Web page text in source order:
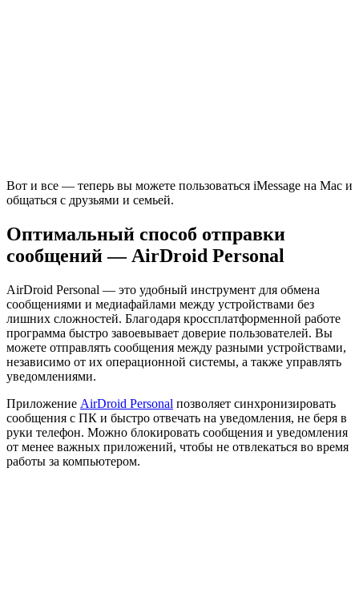
Вот и все — теперь вы можете пользоваться iMessage на Mac и
общаться с друзьями и семьей.
Оптимальный способ отправки
сообщений — AirDroid Personal
AirDroid Personal — это удобный инструмент для обмена
сообщениями и медиафайлами между устройствами без
лишних сложностей. Благодаря кроссплатформенной работе
программа быстро завоевывает доверие пользователей. Вы
можете отправлять сообщения между разными устройствами,
независимо от их операционной системы, а также управлять
уведомлениями.
Приложение AirDroid Personal позволяет синхронизировать
сообщения с ПК и быстро отвечать на уведомления, не беря в
руки телефон. Можно блокировать сообщения и уведомления
от менее важных приложений, чтобы не отвлекаться во время
работы за компьютером.